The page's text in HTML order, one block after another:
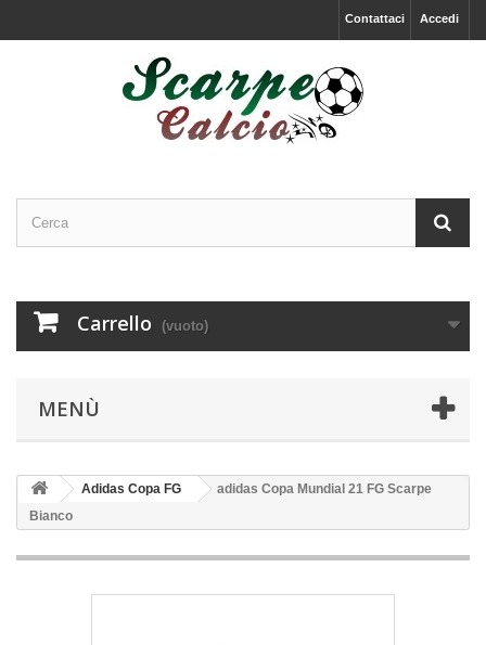
Accedi
Contattaci
Carrello (vuoto)
MENÙ
Adidas Copa FG
adidas Copa Mundial 21 FG Scarpe
Bianco